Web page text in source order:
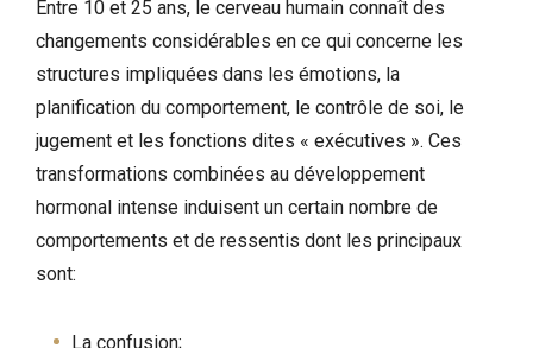
Entre 10 et 25 ans, le cerveau humain connaît des
changements considérables en ce qui concerne les
structures impliquées dans les émotions, la
planification du comportement, le contrôle de soi, le
jugement et les fonctions dites « exécutives ». Ces
transformations combinées au développement
hormonal intense induisent un certain nombre de
comportements et de ressentis dont les principaux
sont:
La confusion;